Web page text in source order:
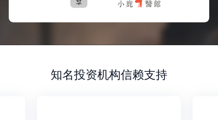
知名投资机构信赖支持